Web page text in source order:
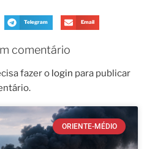
Telegram Email
comentário
fazer o login para publicar
ORIENTE-MÉDIO